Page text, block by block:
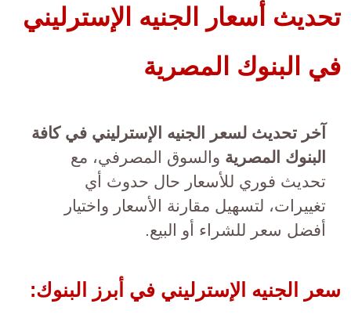
تحديث أسعار الجنيه الإسترليني
في البنوك المصرية
آخر تحديث لسعر الجنيه الإسترليني في كافة
البنوك المصرية والسوق المصرفي، مع
تحديث فوري للأسعار حال حدوث أي
تغييرات، لتسهيل مقارنة الأسعار واختيار
أفضل سعر للشراء أو البيع.
سعر الجنيه الإسترليني في أبرز البنوك: